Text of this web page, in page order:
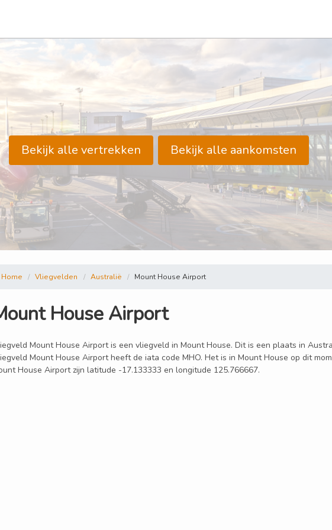
Bekijk alle vertrekken Bekijk alle aankomsten
Home Vliegvelden Australië Mount House Airport
House Airport
Mount House Airport is een vliegveld in Mount House. Dit is een plaats in
Mount House Airport heeft de iata code MHO. Het is in Mount House op dit
House Airport zijn latitude -17.133333 en longitude 125.766667.